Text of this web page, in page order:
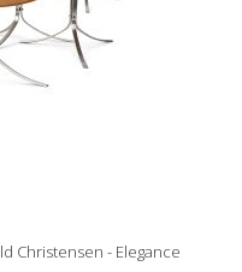
Christensen - Elegance